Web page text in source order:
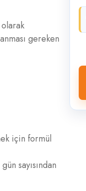
gereken
için formül
sayısından